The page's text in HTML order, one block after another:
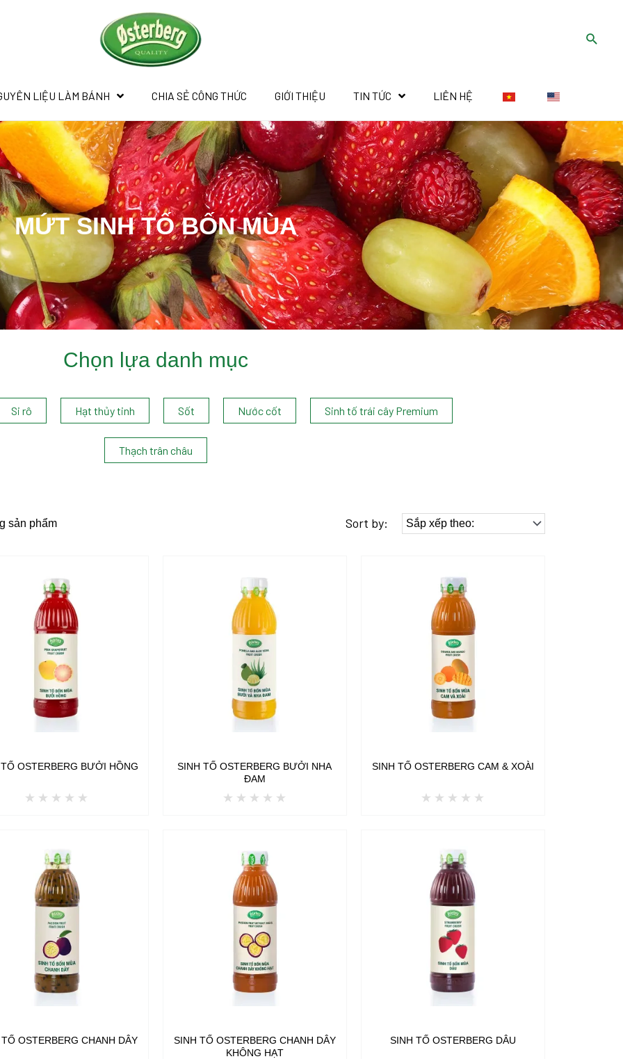
LIỆU LÀM BÁNH CHIA SẺ CÔNG THỨC GIỚI THIỆU TIN TỨC LIÊN HỆ
MỨT SINH TỐ BỐN MÙA
Chọn lựa danh mục
Si rô Hạt thủy tinh Sốt Nước cốt Sinh tố trái cây Premium
Thạch trân châu
sản phẩm Sort by:
OSTERBERG BƯỞI HỒNG
SINH TỐ OSTERBERG BƯỞI NHA
ĐAM
SINH TỐ OSTERBERG CAM & XOÀI
OSTERBERG CHANH DÂY
SINH TỐ OSTERBERG CHANH DÂY
KHÔNG HẠT
SINH TỐ OSTERBERG DÂU